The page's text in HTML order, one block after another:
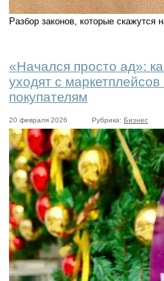
Разбор законов, которые скажутся
«Начался просто ад»:
уходят с маркетплейсов
покупателям
20 февраля 2026 Рубрика: Бизнес